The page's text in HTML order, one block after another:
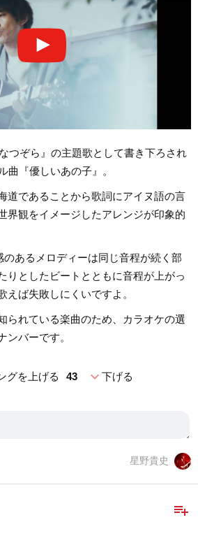
つぞら』の主題歌として書き下ろされ
曲『優しいあの子』。
道であることから歌詞にアイヌ語の言
界観をイメージしたアレンジが印象的
あるメロディーは同じ音程が続く部
りとしたビートとともに音程が上がっ
えば失敗しにくいですよ。
られている楽曲のため、カラオケの選
ンバーです。
グを上げる 43 expand_more下げる
星野貴史
playlist_add